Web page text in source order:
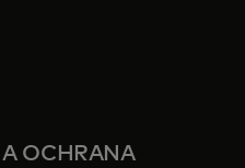
tab
OCHRANA